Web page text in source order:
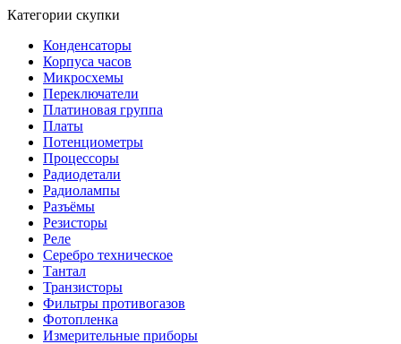
Категории скупки
Конденсаторы
Корпуса часов
Микросхемы
Переключатели
Платиновая группа
Платы
Потенциометры
Процессоры
Радиодетали
Радиолампы
Разъёмы
Резисторы
Реле
Серебро техническое
Тантал
Транзисторы
Фильтры противогазов
Фотопленка
Измерительные приборы